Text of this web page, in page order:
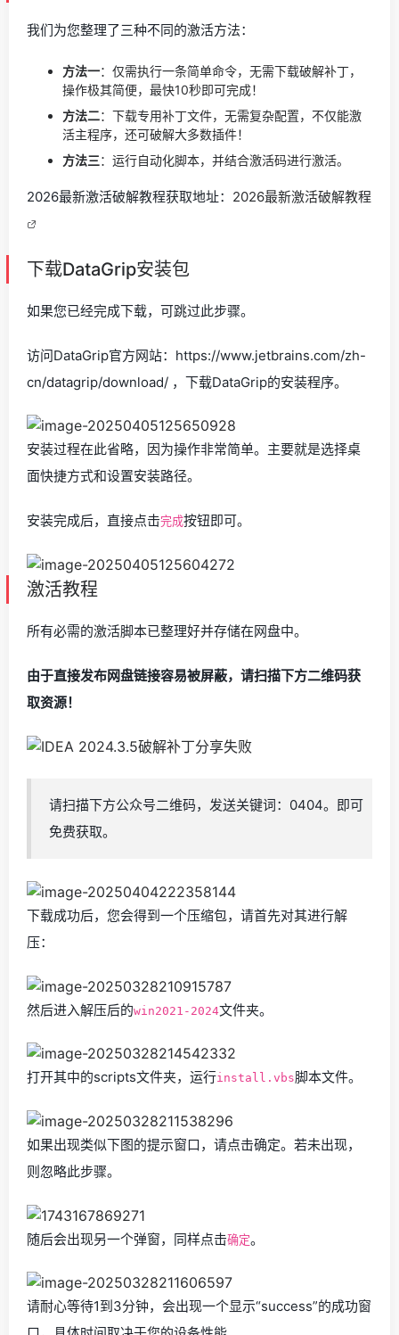
我们为您整理了三种不同的激活方法：
方法一：仅需执行一条简单命令，无需下载破解补丁，
操作极其简便，最快10秒即可完成！
方法二：下载专用补丁文件，无需复杂配置，不仅能激
活主程序，还可破解大多数插件！
方法三：运行自动化脚本，并结合激活码进行激活。
2026最新激活破解教程获取地址： 2026最新激活破解教程
下载DataGrip安装包
如果您已经完成下载，可跳过此步骤。
访问DataGrip官方网站：https://www.jetbrains.com/zh-
cn/datagrip/download/ ，下载DataGrip的安装程序。
安装过程在此省略，因为操作非常简单。主要就是选择桌
面快捷方式和设置安装路径。
安装完成后，直接点击完成按钮即可。
激活教程
所有必需的激活脚本已整理好并存储在网盘中。
由于直接发布网盘链接容易被屏蔽，请扫描下方二维码获
取资源！
请扫描下方公众号二维码，发送关键词：0404。即可
免费获取。
下载成功后，您会得到一个压缩包，请首先对其进行解
压：
然后进入解压后的win2021-2024文件夹。
打开其中的scripts文件夹，运行install.vbs脚本文件。
如果出现类似下图的提示窗口，请点击确定。若未出现，
则忽略此步骤。
随后会出现另一个弹窗，同样点击确定。
请耐心等待1到3分钟，会出现一个显示“success”的成功窗